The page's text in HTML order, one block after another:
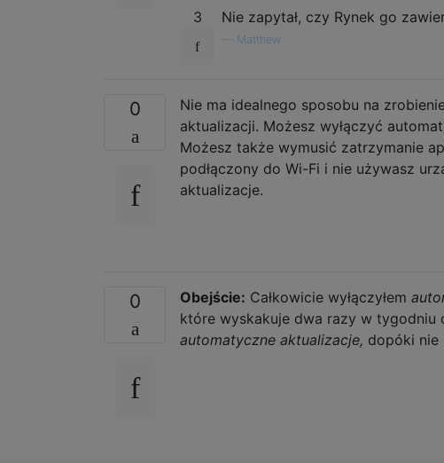
3 Nie zapytał, czy Rynek go
Matthew
0
Nie ma idealnego sposobu na
aktualizacji. Możesz wyłączyć
Możesz także wymusić zatrzymanie
podłączony do Wi-Fi i nie używasz
aktualizacje.
0 Obejście: Całkowicie wyłączyłem
które wyskakuje dwa razy w tygodniu
automatyczne aktualizacje, dopóki nie